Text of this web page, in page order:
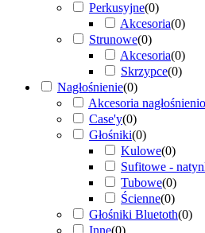
Perkusyjne(0)
Akcesoria(0)
Strunowe(0)
Akcesoria(0)
Skrzypce(0)
Nagłośnienie(0)
Akcesoria
Case'y(0)
Głośniki(0)
Kulowe(0)
Sufitowe -
Tubowe(0)
Ścienne(0)
Głośniki Bluetoth(0)